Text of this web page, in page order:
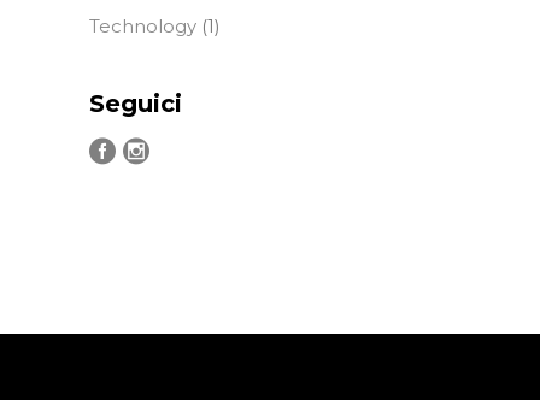
Technology (1)
Seguici